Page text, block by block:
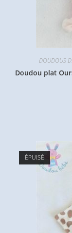
DOUDOUS
Doudou plat
ÉPUISÉ